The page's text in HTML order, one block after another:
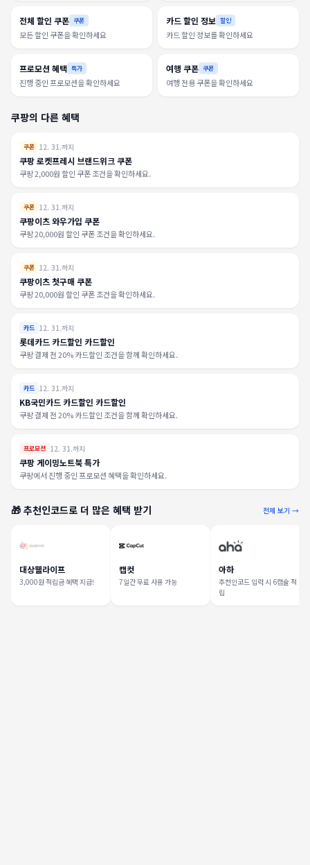
전체 할인 쿠폰 쿠폰
모든 할인 쿠폰을 확인하세요
카드 할인 정보 할인
카드 할인 정보를 확인하세요
프로모션 혜택 특가
진행 중인 프로모션을 확인하세요
여행 쿠폰 쿠폰
여행 전용 쿠폰을 확인하세요
쿠팡의 다른 혜택
쿠폰 12. 31.까지
쿠팡 로켓프레시 브랜드위크 쿠폰
쿠팡 2,000원 할인 쿠폰 조건을 확인하세요.
쿠폰 12. 31.까지
쿠팡이츠 와우가입 쿠폰
쿠팡 20,000원 할인 쿠폰 조건을 확인하세요.
쿠폰 12. 31.까지
쿠팡이츠 첫구매 쿠폰
쿠팡 20,000원 할인 쿠폰 조건을 확인하세요.
카드 12. 31.까지
롯데카드 카드할인 카드할인
쿠팡 결제 전 20% 카드할인 조건을 함께 확인하세요.
카드 12. 31.까지
KB국민카드 카드할인 카드할인
쿠팡 결제 전 20% 카드할인 조건을 함께 확인하세요.
프로모션 12. 31.까지
쿠팡 게이밍노트북 특가
쿠팡에서 진행 중인 프로모션 혜택을 확인하세요.
🎁 추천인코드로 더 많은 혜택 받기 전체 보기 →
대상웰라이프
3,000원 적립금 혜택 지급!
캡컷
7일간 무료 사용 가능
아하
추천인코드 입력 시 6캡슐 적
립